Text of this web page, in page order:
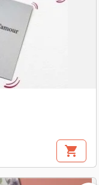
shopping_cart